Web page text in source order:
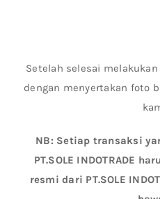
Setelah selesai
dengan menyertakan foto
NB: Setiap transaksi
PT.SOLE INDOTRADE
resmi dari PT.SOLE